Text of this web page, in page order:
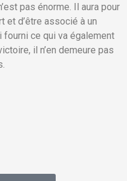
pas énorme. Il aura pour
et d’être associé à un
fourni ce qui va également
il n’en demeure pas